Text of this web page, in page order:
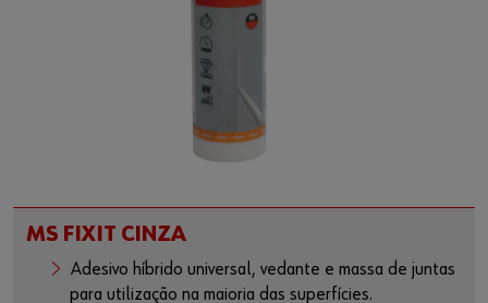
MS FIXIT CINZA
Adesivo híbrido universal, vedante e massa de juntas
para utilização na maioria das superfícies.